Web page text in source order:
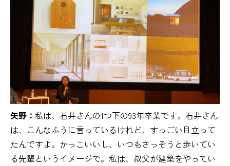
矢野： 私は、石井さんの1つ下の93年卒業です。石井さん
は、こんなふうに言っているけれど、すっごい目立って
たんですよ。かっこいいし、いつもさっそうと歩いてい
る先輩というイメージで。私は、叔父が建築をやってい